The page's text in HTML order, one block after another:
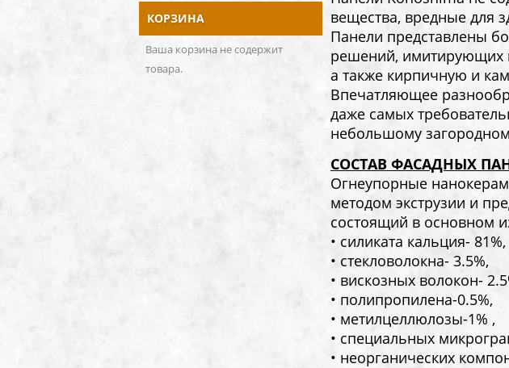
КОРЗИНА
Ваша корзина не содержит
товара.
вещества, вредные для
Панели представлены
решений, имитирующих
а также кирпичную и
Впечатляющее
даже самых
небольшому
СОСТАВ ФАСАДНЫХ
Огнеупорные
методом экструзии и
состоящий в основном
• силиката кальция- 81%,
• стекловолокна- 3.5%,
• вискозных волокон-
• полипропилена-0.5%,
• метилцеллюлозы-1% ,
• специальных
• неорганических